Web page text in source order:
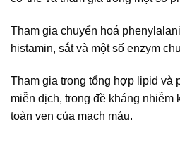
Tham gia chuyển hoá
histamin, sắt và một số enzym
Tham gia trong tổng hợp lipid và
miễn dịch, trong đề kháng
toàn vẹn của mạch máu.